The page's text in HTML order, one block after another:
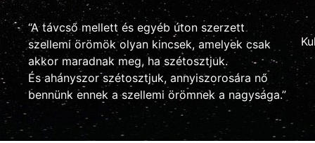
“A távcső mellett és egyéb úton szerzett
szellemi örömök olyan kincsek, amelyek csak
akkor maradnak meg, ha szétosztjuk.
És ahányszor szétosztjuk, annyiszorosára nő
bennünk ennek a szellemi örömnek a nagysága.”